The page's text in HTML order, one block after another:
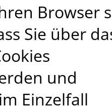
Browser
Sie über
und
Einzelfall